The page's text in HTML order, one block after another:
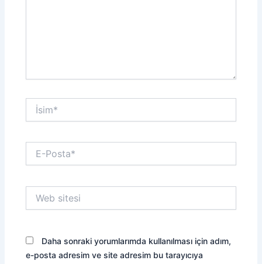
İsim*
Posta*
sitesi
Daha sonraki yorumlarımda kullanılması için adım,
e-posta adresim ve site adresim bu tarayıcıya